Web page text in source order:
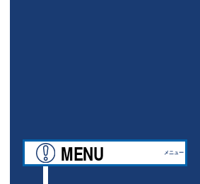
MENU メニュー